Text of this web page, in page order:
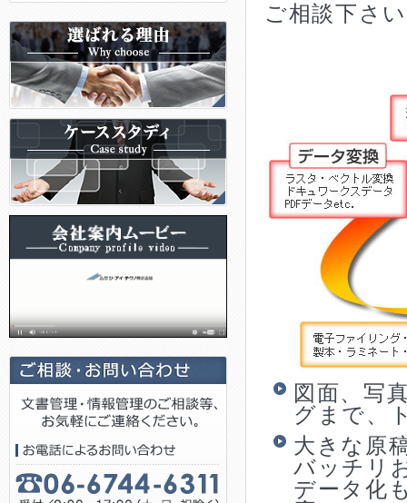
ご相談下さ
図面、写
グまで、
大きな原
バッチリ
データ化